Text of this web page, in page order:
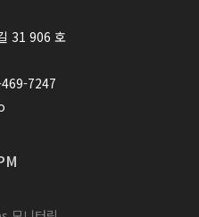
31 906 호
7247